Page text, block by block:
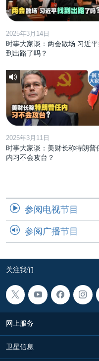
2025年3月14日
时事大家谈：两会散场 习近
到出路了吗？
2025年3月11日
时事大家谈：美财长称特朗普
内习不会攻台？
参阅电视节目
参阅广播节目
关注我们
网上服务
卫星信息